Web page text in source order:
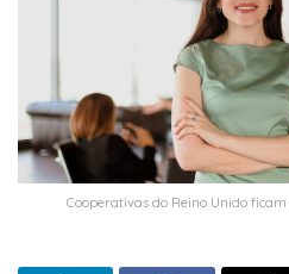
Cooperativas do Reino Unido